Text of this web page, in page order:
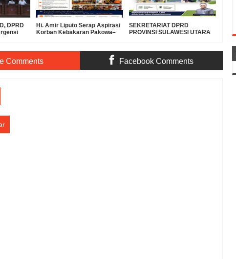
DPRD
Hi. Amir Liputo Serap Aspirasi
Korban Kebakaran Pakowa–
SEKRETARIAT DPRD
PROVINSI SULAWESI UTARA
LINGKUNGAN BERSIH DAN
LESTARI
Comments Facebook Comments